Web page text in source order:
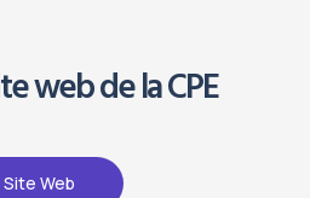
web de la CPE
Site Web